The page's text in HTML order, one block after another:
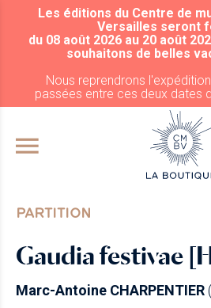
ALLER AU CONTENU
Les éditions du Centre de
Versailles seront
du 08 août 2026 au 20 août
souhaitons de belles
Nous reprendrons
passées entre ces deux dates
PARTITION
Gaudia festivae
Marc-Antoine CHARPENTIER